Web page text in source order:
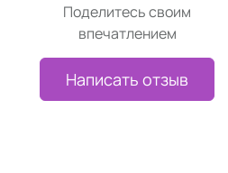
Поделитесь своим
впечатлением
Написать отзыв